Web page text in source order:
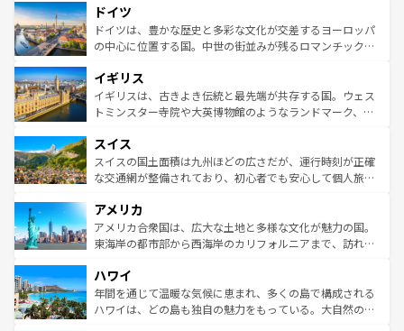
せる。地方によって風土や気候が異なるスペインはその個
性で訪れる人を魅了する。 なお、新着のスペイン情報は コ
ンテンツ一覧を参照してほしい。
で、幅広い魅力が詰まっている。華麗な宮殿、歴史的な大
聖堂、美しいビーチ、そして豊かな自然が、訪れる者を心
から魅了する。また、フランスは美食の国としても知ら
いる。シャンパンの発祥地であるランス、プロヴァンスの
香り高いラベンダー畑など、多彩な楽しみ方が可能だ。さ
らに、パリ以外の地域にも魅力が溢れており、どの街角に
れる地方に足を運ぶとそれぞれで全く異なる文化を体験で
きるだろう。 なお、新着のフランス情報はコンテンツ一覧
を参照してほしい。
ドイツ
ドイツは、豊かな歴史と多彩な文化が交差するヨーロッパ
の中心に位置する国。中世の街並みが残るロマンチック街
顔を持つこの国は、どこを歩いても飽きることがない。ベ
ルリンの文化的活気、バイエルン州のアルプスの絶景、そ
してライン川沿いのワイン畑といった風景は必見。ビール
は、お酒好きな人にはぜひ体験してほしい。 なお、新着の
ドイツ情報はコンテンツ一覧を参照してほしい。
イギリス
イギリスは、古きよき伝統と最先端が共存する国。ウェス
トミンスター寺院や大英博物館のようなランドマーク、歴
リアごとに異なる魅力がある。また、優雅なアフタヌーン
ティー、ビール好きにはたまらない英国パブ、サッカー観
戦など、本場だからこそできる体験も豊富。イギリスを旅
ンツ一覧を参照してほしい。
スイス
スイスの国土面積は九州ほどの広さだが、運行時刻が正確
な交通網が整備されており、初心者でも安心して個人旅行
の建物がそのまま残る町や、スイスならではのユニークな
博物館もあり、アルプス観光だけでなく町歩きも満喫する
ことができる。国民の所得が高いため物価も高いが、旅行
ば市内交通費無料で観光を楽しむこともできる。 なお、新
着のスイス情報はコンテンツ一覧 を参照してほしい。
アメリカ
アメリカ合衆国は、広大な土地と多様な文化が魅力の国。
東海岸の都市部から西海岸のカリフォルニアまで、訪れる
のような巨大都市は、観光、ショッピング、エンターテイ
ンメントが詰まった刺激的なスポットだ。一方、アメリカ
西部には大自然が広がり、グランドキャニオンやイエロー
ハワイ
年間を通じて温暖な気候に恵まれ、多くの島で構成される
ハワイは、どの島も独自の魅力をもっている。大自然の神